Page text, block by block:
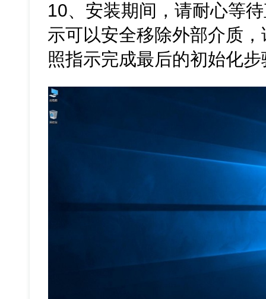
10、安装期间，请耐心等
示可以安全移除外部介质
照指示完成最后的初始化步